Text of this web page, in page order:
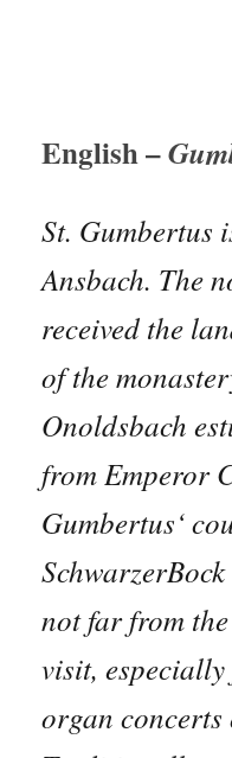
English –
St. Gumbertus
Ansbach. The
received the
of the
Onoldsbach
from Emperor
Gumbertus‘
not far from
visit,
organ concerts